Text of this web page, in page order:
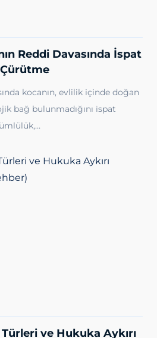
Reddi Davasında İspat
kocanın, evlilik içinde doğan
bağ bulunmadığını ispat
ve Hukuka Aykırı